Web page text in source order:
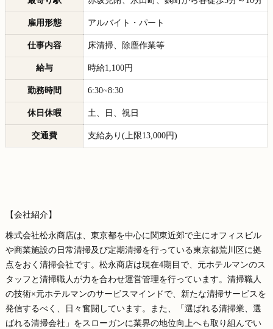
雇用形態 アルバイト・パート
仕事内容 床清掃、除塵作業等
給与 時給1,100円
勤務時間 6:30~8:30
休日休暇 土、日、祝日
交通費 支給あり(上限13,000円)
【会社紹介】
株式会社松永商店は、東京都を中心に関東近郊で主にオフィスビル
や商業施設の日常清掃及び定期清掃を行っている東京都荒川区に拠
点をおく清掃会社です。松永商店は現在4期目で、元ホテルマンのス
タッフと清掃職人が力を合わせ運営管理を行っています。清掃職人
の技術×元ホテルマンのサービスマインドで、新たな清掃サービスを
発信するべく、日々奮闘しています。また、「選ばれる清掃業、選
ばれる清掃会社」をスローガンに業界の地位向上へも取り組んでい